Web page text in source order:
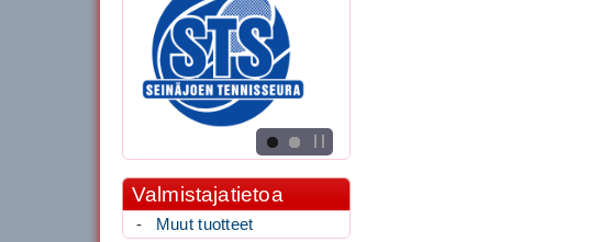
Valmistajatietoa
- Muut tuotteet